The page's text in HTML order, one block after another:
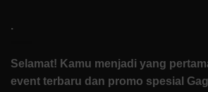
.
Selamat! Kamu menjadi yang
event terbaru dan promo spesial